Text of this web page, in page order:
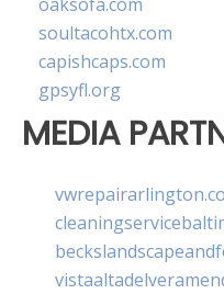
soultacohtx.com
capishcaps.com
gpsyfl.org
MEDIA